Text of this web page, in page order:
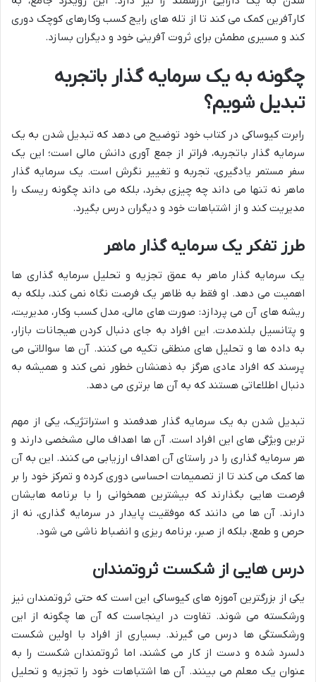
کارآفرین کمک می کند تا از تله های رایج کسب وکارهای کوچک دوری
کند و مسیری مطمئن برای ثروت آفرینی خود و دیگران بسازد.
چگونه به یک سرمایه گذار باتجربه
تبدیل شویم؟
رابرت کیوساکی در کتاب خود توضیح می دهد که تبدیل شدن به یک
سرمایه گذار باتجربه، فراتر از جمع آوری دانش مالی است؛ این یک
سفر مستمر یادگیری، تجربه و تغییر نگرش است. یک سرمایه گذار
ماهر نه تنها می داند چه چیزی بخرد، بلکه می داند چگونه ریسک را
مدیریت کند و از اشتباهات خود و دیگران درس بگیرد.
طرز تفکر یک سرمایه گذار ماهر
یک سرمایه گذار ماهر به عمق تجزیه و تحلیل سرمایه گذاری ها
اهمیت می دهد. او فقط به ظاهر یک فرصت نگاه نمی کند، بلکه به
ریشه های آن می پردازد: صورت های مالی، مدل کسب وکار، مدیریت،
و پتانسیل بلندمدت. این افراد به جای دنبال کردن هیجانات بازار،
به داده ها و تحلیل های منطقی تکیه می کنند. آن ها سوالاتی می
پرسند که افراد عادی هرگز به ذهنشان خطور نمی کند و همیشه به
دنبال اطلاعاتی هستند که به آن ها برتری می دهد.
تبدیل شدن به یک سرمایه گذار هدفمند و استراتژیک، یکی از مهم
ترین ویژگی های این افراد است. آن ها اهداف مالی مشخصی دارند و
هر سرمایه گذاری را در راستای آن اهداف ارزیابی می کنند. این به آن
ها کمک می کند تا از تصمیمات احساسی دوری کرده و تمرکز خود را بر
فرصت هایی بگذارند که بیشترین همخوانی را با برنامه هایشان
دارند. آن ها می دانند که موفقیت پایدار در سرمایه گذاری، نه از
حرص و طمع، بلکه از صبر، برنامه ریزی و انضباط ناشی می شود.
درس هایی از شکست ثروتمندان
یکی از بزرگترین آموزه های کیوساکی این است که حتی ثروتمندان نیز
ورشکسته می شوند. تفاوت در اینجاست که آن ها چگونه از این
ورشکستگی ها درس می گیرند. بسیاری از افراد با اولین شکست
دلسرد شده و دست از کار می کشند، اما ثروتمندان شکست را به
عنوان یک معلم می بینند. آن ها اشتباهات خود را تجزیه و تحلیل